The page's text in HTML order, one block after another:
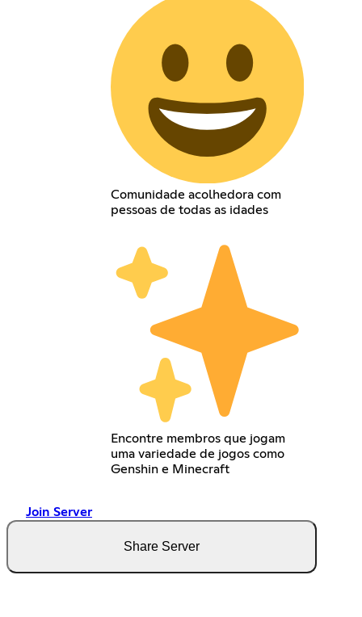
Comunidade acolhedora com
pessoas de todas as idades
Encontre membros que jogam
uma variedade de jogos como
Genshin e Minecraft
Join Server
Share Server